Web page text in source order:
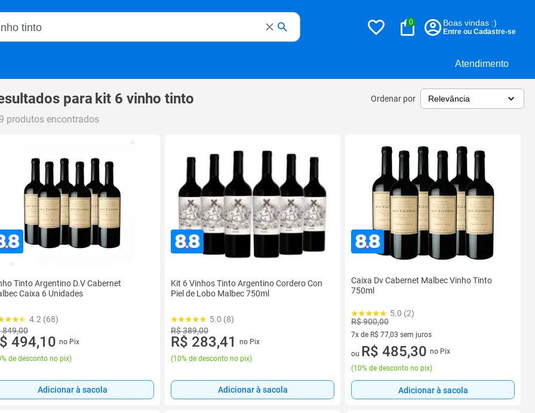
Atendimento
Magalu
0 Boas vindas :)
Entre ou Cadastre-se
para kit 6 vinho tinto Ordenar por
produtos encontrados
Tinto Argentino D.V Cabernet
Caixa 6 Unidades
4.2 (68)
849,00
494,10 no Pix
de desconto no pix)
Adicionar à sacola
Kit 6 Vinhos Tinto Argentino Cordero Con
Piel de Lobo Malbec 750ml
5.0 (8)
R$ 389,00
R$ 283,41
no Pix
(10% de desconto no pix)
Adicionar à sacola
Caixa Dv Cabernet Malbec Vinho Tinto
750ml
5.0 (2)
R$ 900,00
7x de R$ 77,03 sem juros
7 vez de R$ 77,03 sem juros
ou R$ 485,30 no Pix
(10% de desconto no pix)
Adicionar à sacola